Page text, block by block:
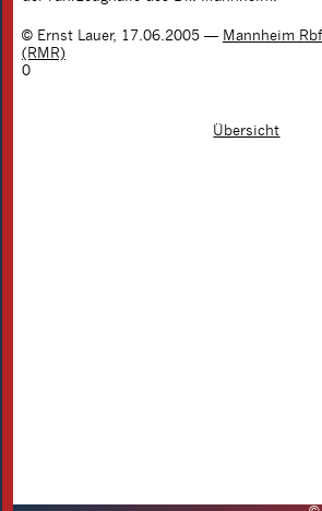
© Ernst Lauer, 17.06.2005 — Mannheim Rbf
(RMR)
0
Übersicht